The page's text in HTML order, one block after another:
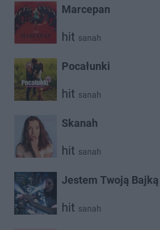
Marcepan
hit sanah
Pocałunki
hit sanah
Skanah
hit sanah
Jestem Twoją Bajką
hit sanah